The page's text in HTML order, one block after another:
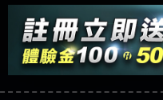
被騙資金
ALYWS是詐騙嗎 （
者免費援助賴zg369
當是真的嗎 當當是
利回報被騙的家破人
【其他問題】用理
娛樂之旅
【其他問題】【老玩
這樣挑！RTP、波動
【推薦博弈】這款《
過才知道什麼叫超過
【推薦博弈】BNG電
【陳順堪】星匯娛樂
金
【陳順堪】黑網出金
【玩運彩】
【asd】唬爛不出金
【蘇俊曄】所以會出